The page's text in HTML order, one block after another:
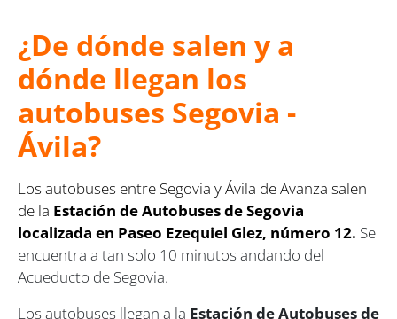
¿De dónde salen y a
dónde llegan los
autobuses Segovia -
Ávila?
Los autobuses entre Segovia y Ávila de Avanza salen
de la Estación de Autobuses de Segovia
localizada en Paseo Ezequiel Glez, número 12. Se
encuentra a tan solo 10 minutos andando del
Acueducto de Segovia.
Los autobuses llegan a la Estación de Autobuses de